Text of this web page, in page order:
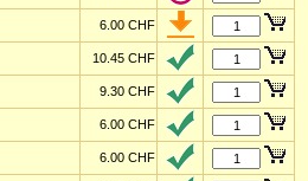
6.00 CHF
10.45 CHF
9.30 CHF
6.00 CHF
6.00 CHF